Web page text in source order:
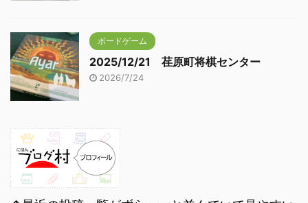
ボードゲーム
2025/12/21 荏原町将棋センター
2026/7/24